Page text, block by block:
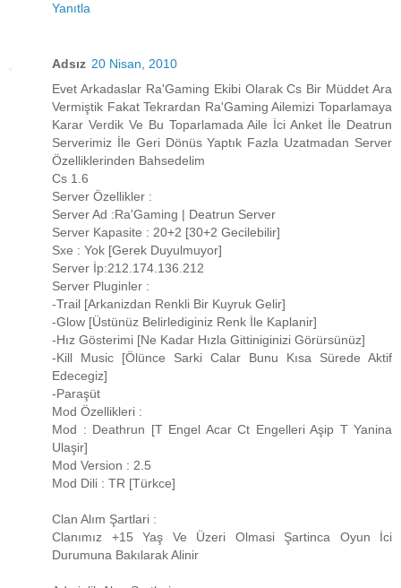
Yanıtla
Adsız 20 Nisan, 2010
Evet Arkadaslar Ra'Gaming Ekibi Olarak Cs Bir Müddet Ara
Vermiştik Fakat Tekrardan Ra'Gaming Ailemizi Toparlamaya
Karar Verdik Ve Bu Toparlamada Aile İci Anket İle Deatrun
Serverimiz İle Geri Dönüs Yaptık Fazla Uzatmadan Server
Özelliklerinden Bahsedelim
Cs 1.6
Server Özellikler :
Server Ad :Ra'Gaming | Deatrun Server
Server Kapasite : 20+2 [30+2 Gecilebilir]
Sxe : Yok [Gerek Duyulmuyor]
Server İp:212.174.136.212
Server Pluginler :
-Trail [Arkanizdan Renkli Bir Kuyruk Gelir]
-Glow [Üstünüz Belirlediginiz Renk İle Kaplanir]
-Hız Gösterimi [Ne Kadar Hızla Gittiniginizi Görürsünüz]
-Kill Music [Ölünce Sarki Calar Bunu Kısa Sürede Aktif
Edecegiz]
-Paraşüt
Mod Özellikleri :
Mod : Deathrun [T Engel Acar Ct Engelleri Aşip T Yanina
Ulaşir]
Mod Version : 2.5
Mod Dili : TR [Türkce]
Clan Alım Şartlari :
Clanımız +15 Yaş Ve Üzeri Olmasi Şartinca Oyun İci
Durumuna Bakılarak Alinir